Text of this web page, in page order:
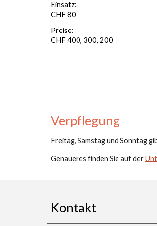
Einsatz:
CHF 80
Preise:
CHF 400, 300, 200
Verpflegung
Freitag, Samstag und Sonntag
Genaueres finden Sie auf der
Kontakt